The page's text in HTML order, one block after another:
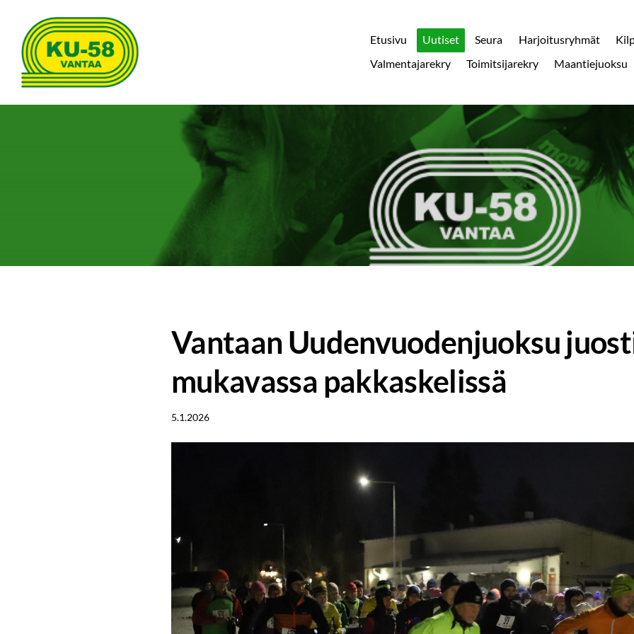
sivun
sisältöön
Kenttäurheilijat-58 ry
Etusivu Uutiset Seura Harjoitusryhmät
Valmentajarekry
Toimitsijarekry Maantiejuoksu
Vantaan Uudenvuodenjuoksu
mukavassa pakkaskelissä
5.1.2026